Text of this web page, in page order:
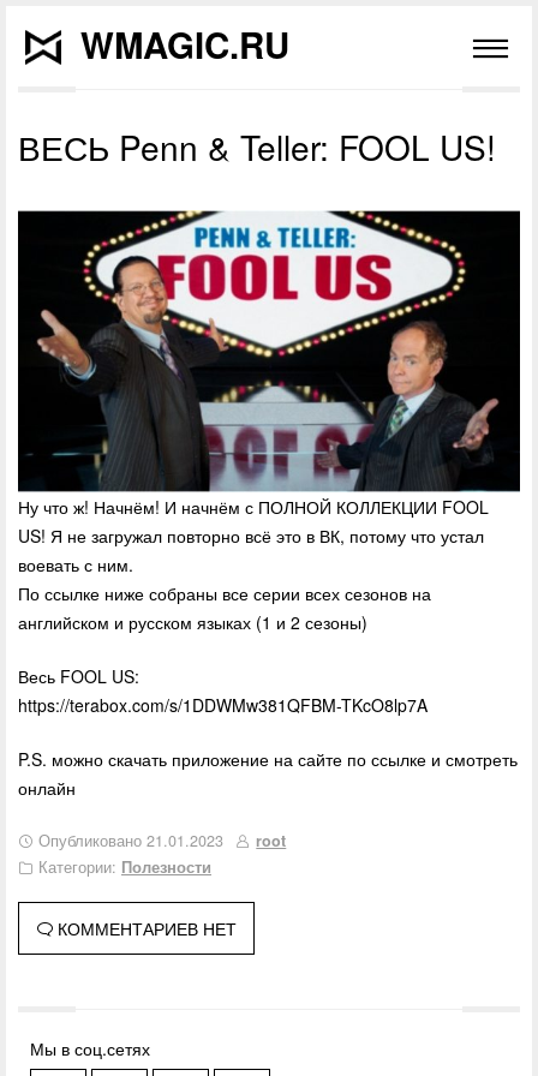
WMAGIC.RU
ВЕСЬ Penn & Teller: FOOL US!
Ну что ж! Начнём! И начнём с ПОЛНОЙ КОЛЛЕКЦИИ FOOL
US! Я не загружал повторно всё это в ВК, потому что устал
воевать с ним.
По ссылке ниже собраны все серии всех сезонов на
английском и русском языках (1 и 2 сезоны)
Весь FOOL US:
https://terabox.com/s/1DDWMw381QFBM-TKcO8lp7A
P.S. можно скачать приложение на сайте по ссылке и смотреть
онлайн
Опубликовано 21.01.2023
root
Категории: Полезности
КОММЕНТАРИЕВ НЕТ
Мы в соц.сетях